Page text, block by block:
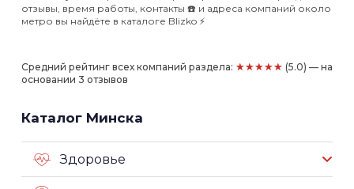
отзывы, время работы, контакты ☎️ и адреса компаний около
метро вы найдёте в каталоге Blizko ⚡️
Средний рейтинг всех компаний раздела: ★★★★★ (5.0) — на
основании 3 отзывов
Каталог Минска
Здоровье